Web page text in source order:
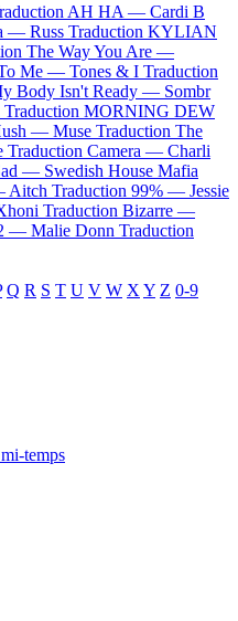
AH HA — Cardi B
— Russ Traduction KYLIAN
The Way You Are —
Me — Tones & I Traduction
Body Isn't Ready — Sombr
Traduction MORNING DEW
— Muse Traduction The
Traduction Camera — Charli
— Swedish House Mafia
Aitch Traduction 99% — Jessie
Traduction Bizarre —
2 — Malie Donn Traduction
Q R S T U V W X Y Z 0-9
temps